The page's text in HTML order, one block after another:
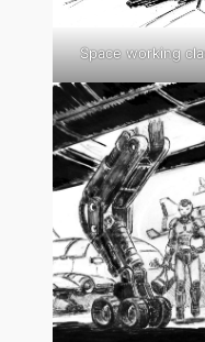
Space working